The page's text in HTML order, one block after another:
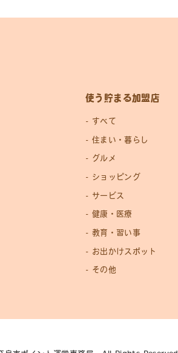
使う貯まる加盟店
すべて
住まい・暮らし
グルメ
ショッピング
サービス
健康・医療
教育・習い事
お出かけスポット
その他